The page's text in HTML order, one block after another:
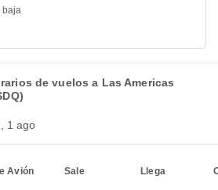
baja
de vuelos a Las Americas
1 ago
Avión Sale Llega